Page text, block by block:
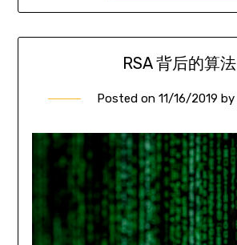
RSA 背后的算法
Posted on 11/16/2019 by